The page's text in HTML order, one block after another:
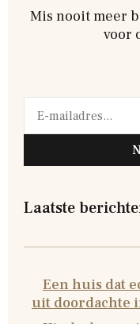
Mis nooit meer
voor
Laatste
Een huis dat
uit doordachte